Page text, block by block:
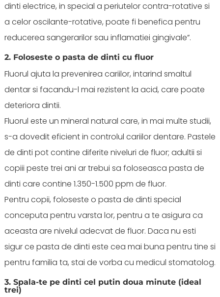
dinti electrice, in special a periutelor contra-rotative si
a celor oscilante-rotative, poate fi benefica pentru
reducerea sangerarilor sau inflamatiei gingivale”.
2. Foloseste o pasta de dinti cu fluor
Fluorul ajuta la prevenirea cariilor, intarind smaltul
dentar si facandu-l mai rezistent la acid, care poate
deteriora dintii.
Fluorul este un mineral natural care, in mai multe studii,
s-a dovedit eficient in controlul cariilor dentare. Pastele
de dinti pot contine diferite niveluri de fluor; adultii si
copiii peste trei ani ar trebui sa foloseasca pasta de
dinti care contine 1.350-1.500 ppm de fluor.
Pentru copii, foloseste o pasta de dinti special
conceputa pentru varsta lor, pentru a te asigura ca
aceasta are nivelul adecvat de fluor. Daca nu esti
sigur ce pasta de dinti este cea mai buna pentru tine si
pentru familia ta, stai de vorba cu medicul stomatolog.
3. Spala-te pe dinti cel putin doua minute (ideal
trei)